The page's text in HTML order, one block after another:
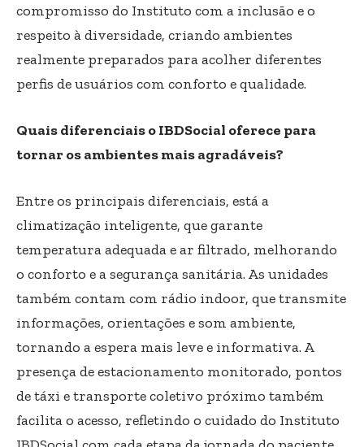
compromisso do Instituto com a inclusão e o
respeito à diversidade, criando ambientes
realmente preparados para acolher diferentes
perfis de usuários com conforto e qualidade.
Quais diferenciais o IBDSocial oferece para
tornar os ambientes mais agradáveis?
Entre os principais diferenciais, está a
climatização inteligente, que garante
temperatura adequada e ar filtrado, melhorando
o conforto e a segurança sanitária. As unidades
também contam com rádio indoor, que transmite
informações, orientações e som ambiente,
tornando a espera mais leve e informativa. A
presença de estacionamento monitorado, pontos
de táxi e transporte coletivo próximo também
facilita o acesso, refletindo o cuidado do Instituto